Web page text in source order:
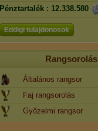
Pénztartalék : 12.338.580
Eddigi tulajdonosok
Rangsorolás
Általános rangsor
Faj rangsorolás
Győzelmi rangsor